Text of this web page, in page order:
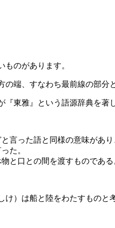
ものがあります。
端、すなわち最前線の部
東雅』という語源辞典を著
言った語と同様の意味があ
た。
と口との間を渡すものである
）は船と陸をわたすものと